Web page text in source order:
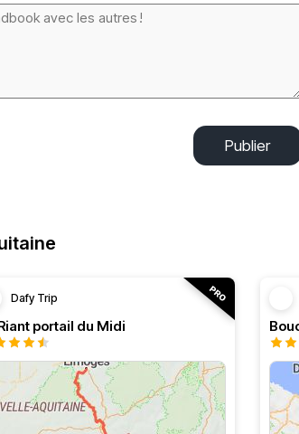
Publier
Dafy Trip
portail du Midi